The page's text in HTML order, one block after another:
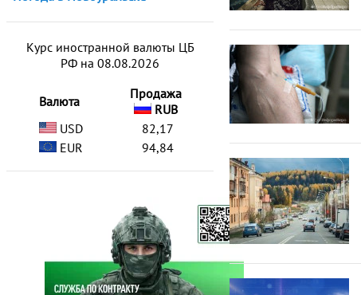
Курс иностранной валюты ЦБ
РФ на 08.08.2026
Валюта
Продажа
RUB
USD
82,17
EUR
94,84